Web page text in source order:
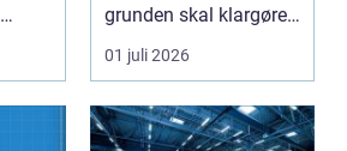
grunden skal klargøres,
eller der ...
01 juli 2026